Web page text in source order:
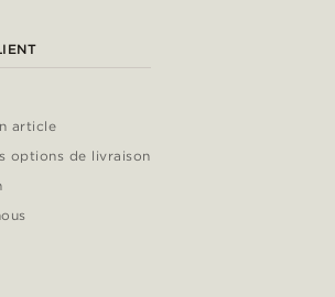
article
options de livraison